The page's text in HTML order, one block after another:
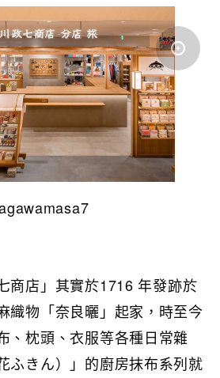
商店」其實於1716 年發跡於
織物「奈良曬」起家，時至今
、枕頭、衣服等各種日常雜
ふきん）」的廚房抹布系列就